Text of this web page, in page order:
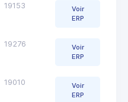
19153
Voir
ERP
19276
Voir
ERP
19010
Voir
ERP